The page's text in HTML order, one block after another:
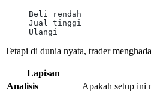
Beli rendah
Jual tinggi
Ulangi
Tetapi di dunia nyata, trader
Lapisan
Analisis
Apakah setup ini